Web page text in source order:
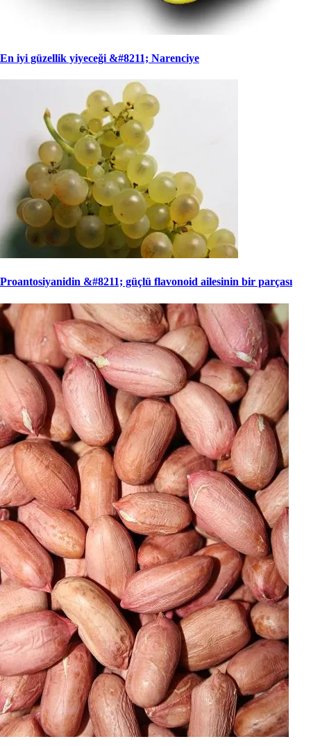
En iyi güzellik yiyeceği &#8211; Narenciye
Proantosiyanidin &#8211; güçlü flavonoid ailesinin bir parçası